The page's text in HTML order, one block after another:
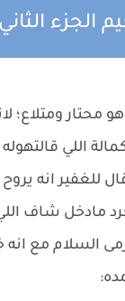
الجزء
محتار ومتلاع؛
اللي
للغفير انه
مادخل شاف
السلام مع انه